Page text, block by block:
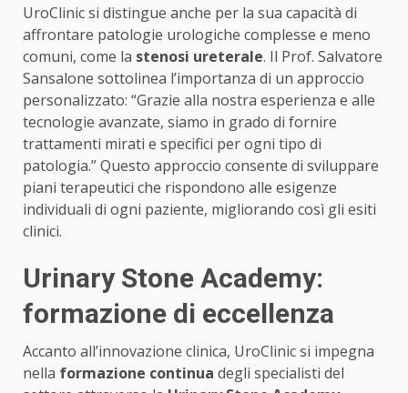
UroClinic si distingue anche per la sua capacità di
affrontare patologie urologiche complesse e meno
comuni, come la stenosi ureterale. Il Prof. Salvatore
Sansalone sottolinea l’importanza di un approccio
personalizzato: “Grazie alla nostra esperienza e alle
tecnologie avanzate, siamo in grado di fornire
trattamenti mirati e specifici per ogni tipo di
patologia.” Questo approccio consente di sviluppare
piani terapeutici che rispondono alle esigenze
individuali di ogni paziente, migliorando così gli esiti
clinici.
Urinary Stone Academy:
formazione di eccellenza
Accanto all’innovazione clinica, UroClinic si impegna
nella formazione continua degli specialisti del